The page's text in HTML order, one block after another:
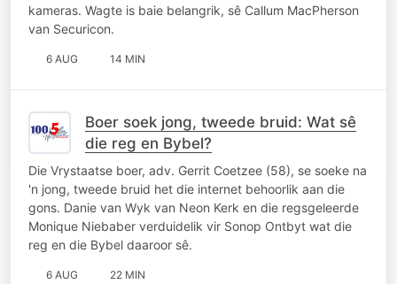
kameras. Wagte is baie belangrik, sê Callum MacPherson
van Securicon.
6 AUG 14 MIN
Boer soek jong, tweede bruid: Wat sê
die reg en Bybel?
Die Vrystaatse boer, adv. Gerrit Coetzee (58), se soeke na
'n jong, tweede bruid het die internet behoorlik aan die
gons. Danie van Wyk van Neon Kerk en die regsgeleerde
Monique Niebaber verduidelik vir Sonop Ontbyt wat die
reg en die Bybel daaroor sê.
6 AUG 22 MIN